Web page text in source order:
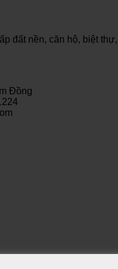
đất nền, căn hộ, biệt
Đồng